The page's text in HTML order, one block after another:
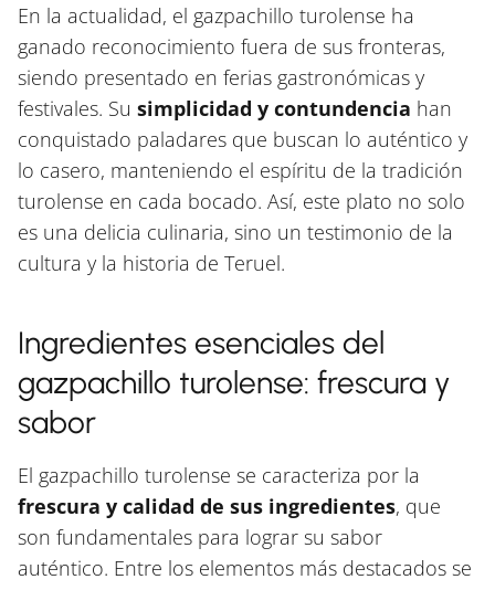
En la actualidad, el gazpachillo turolense ha
ganado reconocimiento fuera de sus fronteras,
siendo presentado en ferias gastronómicas y
festivales. Su simplicidad y contundencia han
conquistado paladares que buscan lo auténtico y
lo casero, manteniendo el espíritu de la tradición
turolense en cada bocado. Así, este plato no solo
es una delicia culinaria, sino un testimonio de la
cultura y la historia de Teruel.
Ingredientes esenciales del
gazpachillo turolense: frescura y
sabor
El gazpachillo turolense se caracteriza por la
frescura y calidad de sus ingredientes, que
son fundamentales para lograr su sabor
auténtico. Entre los elementos más destacados se